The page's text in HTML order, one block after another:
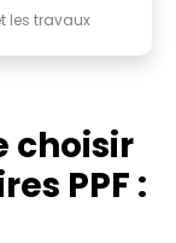
les travaux
choisir
PPF :